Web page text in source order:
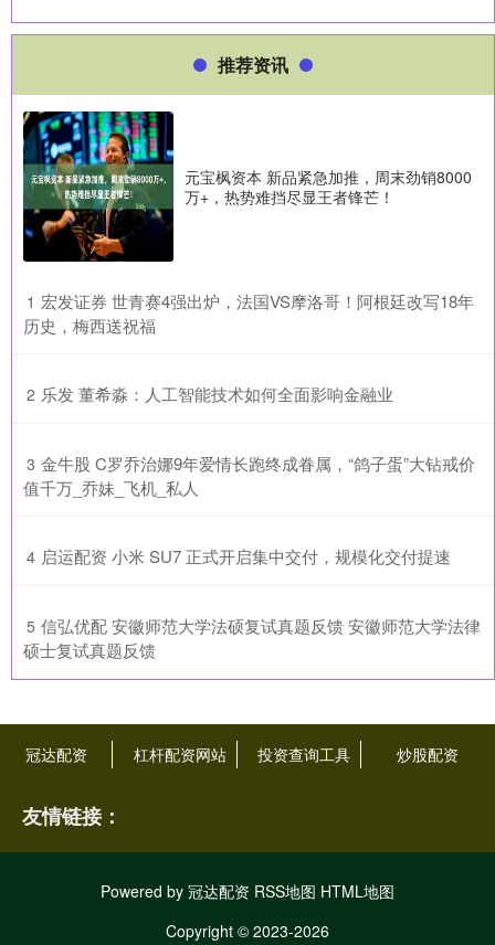
推荐资讯
元宝枫资本 新品紧急加推，周末劲销8000
万+，热势难挡尽显王者锋芒！
1 ​宏发证券 世青赛4强出炉，法国VS摩洛哥！阿根廷改写18年
历史，梅西送祝福
2 ​乐发 董希淼：人工智能技术如何全面影响金融业
3 ​金牛股 C罗乔治娜9年爱情长跑终成眷属，“鸽子蛋”大钻戒价
值千万_乔妹_飞机_私人
4 ​启运配资 小米 SU7 正式开启集中交付，规模化交付提速
5 ​信弘优配 安徽师范大学法硕复试真题反馈 安徽师范大学法律
硕士复试真题反馈
冠达配资 杠杆配资网站 投资查询工具 炒股配资
友情链接：
Powered by 冠达配资 RSS地图 HTML地图
Copyright © 2023-2026